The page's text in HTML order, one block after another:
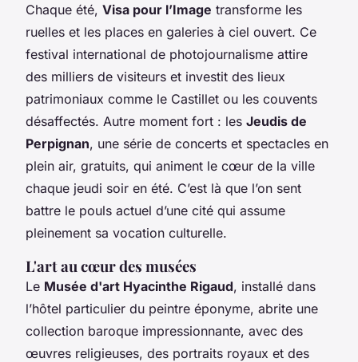
Chaque été, Visa pour l’Image transforme les
ruelles et les places en galeries à ciel ouvert. Ce
festival international de photojournalisme attire
des milliers de visiteurs et investit des lieux
patrimoniaux comme le Castillet ou les couvents
désaffectés. Autre moment fort : les Jeudis de
Perpignan, une série de concerts et spectacles en
plein air, gratuits, qui animent le cœur de la ville
chaque jeudi soir en été. C’est là que l’on sent
battre le pouls actuel d’une cité qui assume
pleinement sa vocation culturelle.
L'art au cœur des musées
Le Musée d'art Hyacinthe Rigaud, installé dans
l’hôtel particulier du peintre éponyme, abrite une
collection baroque impressionnante, avec des
œuvres religieuses, des portraits royaux et des